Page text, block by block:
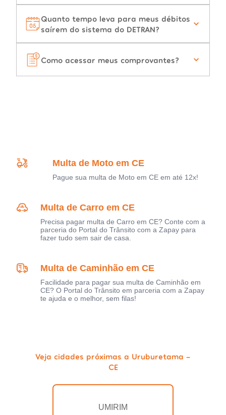
Quanto tempo leva para meus débitos
saírem do sistema do DETRAN?
Como acessar meus comprovantes?
Multa de Moto em CE
Pague sua multa de Moto em CE em até 12x!
Multa de Carro em CE
Precisa pagar multa de Carro em CE? Conte com a
parceria do Portal do Trânsito com a Zapay para
fazer tudo sem sair de casa.
Multa de Caminhão em CE
Facilidade para pagar sua multa de Caminhão em
CE? O Portal do Trânsito em parceria com a Zapay
te ajuda e o melhor, sem filas!
Veja cidades próximas a Uruburetama -
CE
UMIRIM